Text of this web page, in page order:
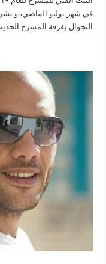
في شهر يوليو الماضي، و
التجوال بفرقة المسرح